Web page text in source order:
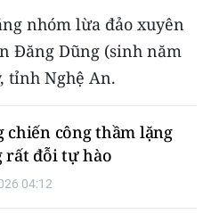
nhóm lừa đảo xuyên
Đăng Dũng (sinh năm
tỉnh Nghệ An.
chiến công thầm lặng
rất đỗi tự hào
04:12